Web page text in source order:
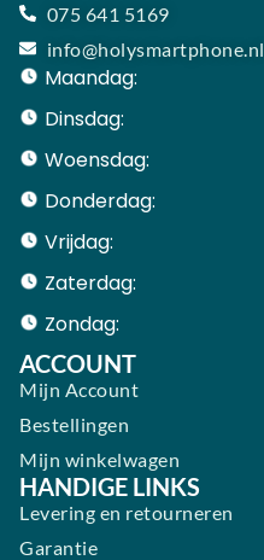
075 641 5169
info@holysmartphone.nl
Maandag:
Dinsdag:
Woensdag:
Donderdag:
Vrijdag:
Zaterdag:
Zondag:
ACCOUNT
Mijn Account
Bestellingen
Mijn winkelwagen
HANDIGE LINKS
Levering en retourneren
Garantie